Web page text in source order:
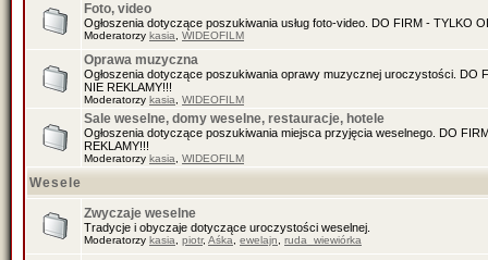
Foto, video
Ogłoszenia dotyczące poszukiwania usług foto-video. DO FIRM - TYLKO
Moderatorzy kasia WIDEOFILM
Oprawa muzyczna
Ogłoszenia dotyczące poszukiwania oprawy muzycznej uroczystości. DO
NIE REKLAMY!!!
Moderatorzy kasia WIDEOFILM
Sale weselne, domy weselne, restauracje, hotele
Ogłoszenia dotyczące poszukiwania miejsca przyjęcia weselnego. DO
REKLAMY!!!
Moderatorzy kasia WIDEOFILM
Wesele
Zwyczaje weselne
Tradycje i obyczaje dotyczące uroczystości weselnej.
Moderatorzy kasia piotr, Aśka ewelajn ruda_wiewiórka